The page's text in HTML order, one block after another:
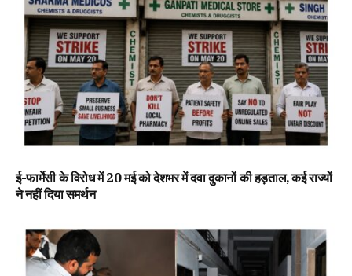
ई-फार्मेसी के विरोध में 20 मई को देशभर में दवा दुकानों की हड़ताल, कई राज्यों
ने नहीं दिया समर्थन